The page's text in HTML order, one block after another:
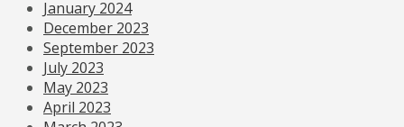
January 2024
December 2023
September 2023
July 2023
May 2023
April 2023